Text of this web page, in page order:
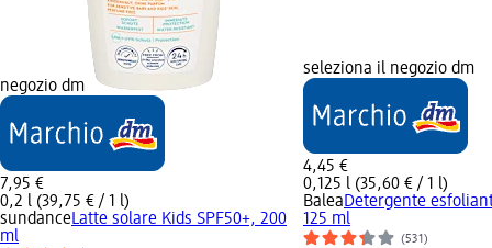
negozio dm
7,95 €
0,2 l (39,75 € / 1 l)
sundanceLatte solare Kids SPF50+, 200
ml
seleziona il negozio dm
4,45 €
0,125 l (35,60 € / 1 l)
BaleaDetergente
125 ml
(531)